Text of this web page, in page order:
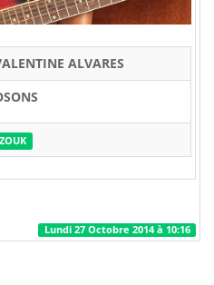
ALVARES
ZOUK
Lundi 27 Octobre 2014 à 10:16